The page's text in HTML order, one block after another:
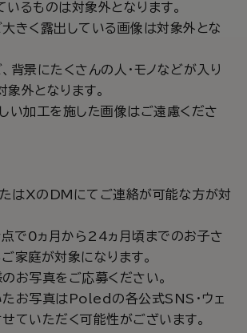
るものは対象外となります。
大きく露出している画像は対象外とな
背景にたくさんの人・モノなどが入り
外となります。
しい加工を施した画像はご遠慮くださ
はXのDMにてご連絡が可能な方が対
で0ヵ月から24ヵ月頃までのお子さ
家庭が対象になります。
お写真をご応募ください。
たお写真はPoledの各公式SNS・ウェ
ていただく可能性がございます。